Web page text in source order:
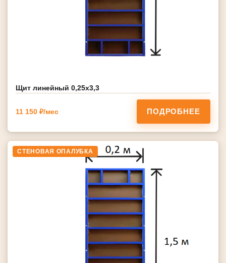
Щит линейный 0,25х3,3
11 150 ₽/мес ПОДРОБНЕЕ
СТЕНОВАЯ ОПАЛУБКА